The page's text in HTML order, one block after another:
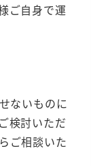
ご自身で運
ないものに
検討いただ
ご相談いた